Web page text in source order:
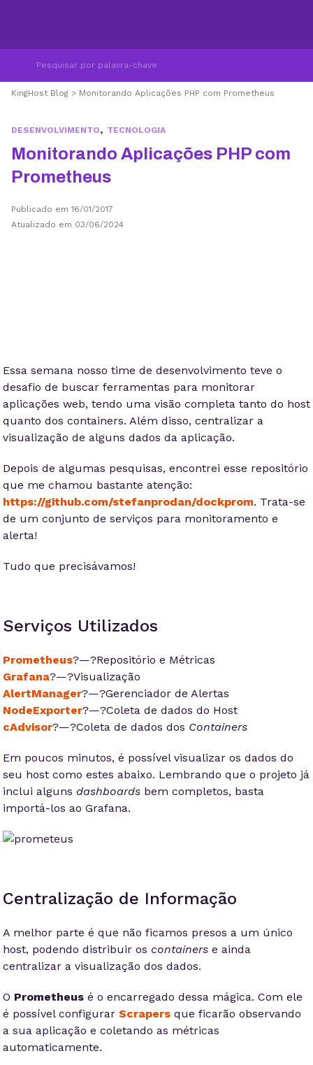
KingHost Blog > Monitorando Aplicações PHP com Prometheus
DESENVOLVIMENTO, TECNOLOGIA
Monitorando Aplicações PHP com
Prometheus
Publicado em 16/01/2017
Atualizado em 03/06/2024
Essa semana nosso time de desenvolvimento teve o
desafio de buscar ferramentas para monitorar
aplicações web, tendo uma visão completa tanto do host
quanto dos containers. Além disso, centralizar a
visualização de alguns dados da aplicação.
Depois de algumas pesquisas, encontrei esse repositório
que me chamou bastante atenção:
https://github.com/stefanprodan/dockprom. Trata-se
de um conjunto de serviços para monitoramento e
alerta!
Tudo que precisávamos!
Serviços Utilizados
Prometheus?—?Repositório e Métricas
Grafana?—?Visualização
AlertManager?—?Gerenciador de Alertas
NodeExporter?—?Coleta de dados do Host
cAdvisor?—?Coleta de dados dos Containers
Em poucos minutos, é possível visualizar os dados do
seu host como estes abaixo. Lembrando que o projeto já
inclui alguns dashboards bem completos, basta
importá-los ao Grafana.
Centralização de Informação
A melhor parte é que não ficamos presos a um único
host, podendo distribuir os containers e ainda
centralizar a visualização dos dados.
O Prometheus é o encarregado dessa mágica. Com ele
é possível configurar Scrapers que ficarão observando
a sua aplicação e coletando as métricas
automaticamente.